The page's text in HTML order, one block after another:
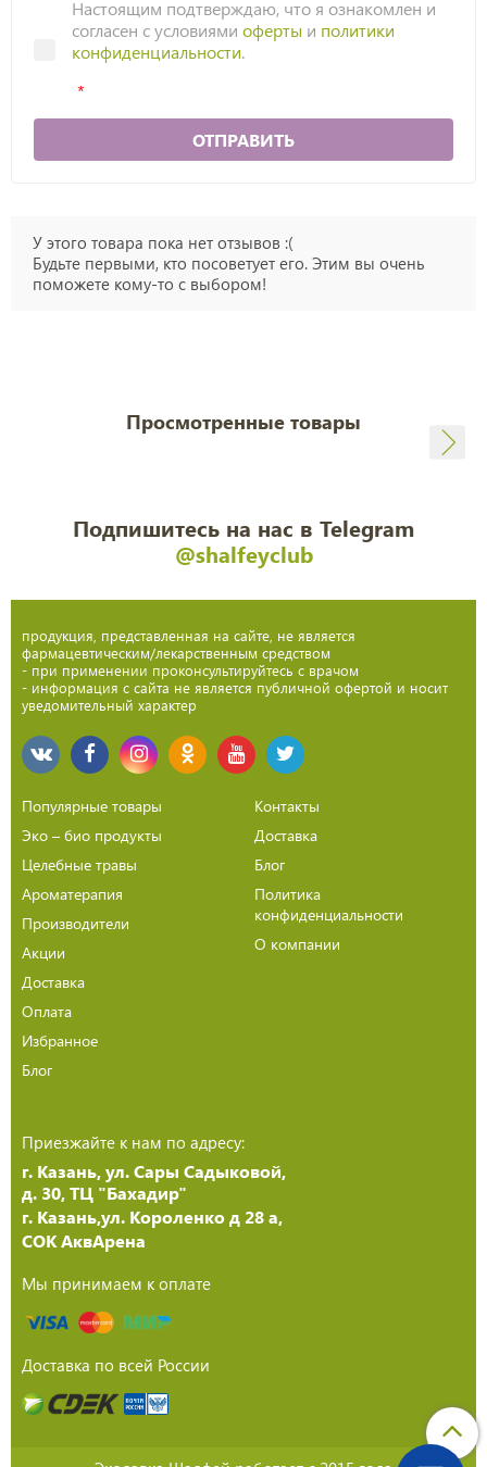
Настоящим подтверждаю, что я ознакомлен и
согласен с условиями оферты и политики
конфиденциальности.
ОТПРАВИТЬ
У этого товара пока нет отзывов :(
Будьте первыми, кто посоветует его. Этим вы очень
поможете кому-то с выбором!
Просмотренные товары
Подпишитесь на нас в Telegram
@shalfeyclub
продукция, представленная на сайте, не является
фармацевтическим/лекарственным средством
- при применении проконсультируйтесь с врачом
- информация с сайта не является публичной офертой и носит
уведомительный характер
Популярные товары
Эко – био продукты
Целебные травы
Ароматерапия
Производители
Акции
Доставка
Оплата
Избранное
Блог
Контакты
Доставка
Блог
Политика
конфиденциальности
О компании
Приезжайте к нам по адресу:
г. Казань, ул. Сары Садыковой,
д. 30, ТЦ "Бахадир"
г. Казань,ул. Короленко д 28 а,
СОК АквАрена
Мы принимаем к оплате
Доставка по всей России